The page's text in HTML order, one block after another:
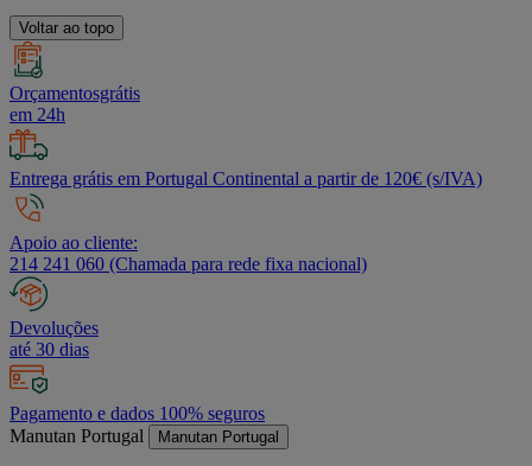
Voltar ao topo
Orçamentosgrátis
em 24h
Entrega grátis em Portugal Continental a partir de 120€ (s/IVA)
Apoio ao cliente:
214 241 060 (Chamada para rede fixa nacional)
Devoluções
até 30 dias
Pagamento e dados 100% seguros
Manutan Portugal
Manutan Portugal